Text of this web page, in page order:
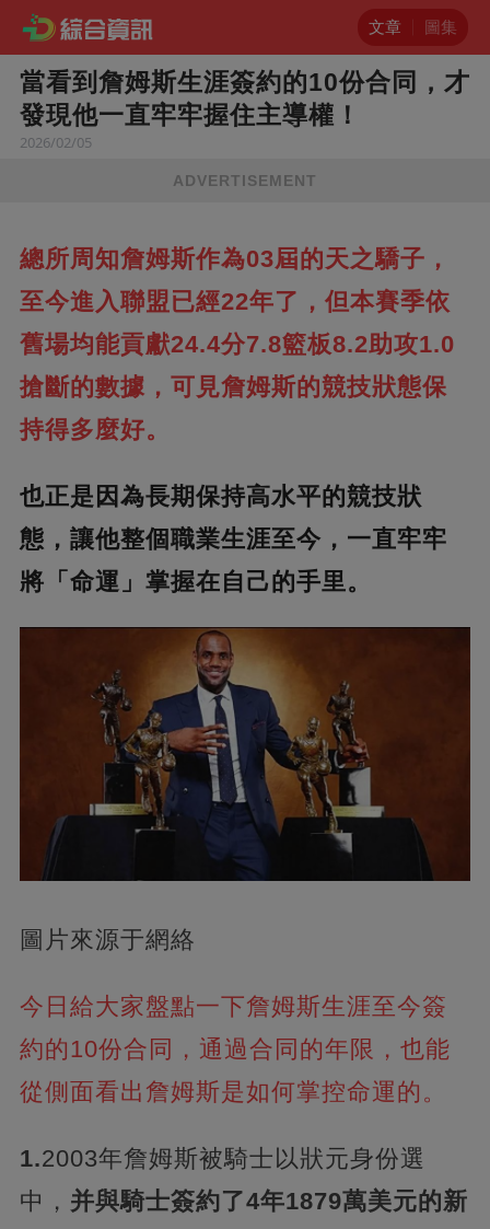
文章 圖集
當看到詹姆斯生涯簽約的10份合同，才
發現他一直牢牢握住主導權！
2026/02/05
ADVERTISEMENT
總所周知詹姆斯作為03屆的天之驕子，
至今進入聯盟已經22年了，但本賽季依
舊場均能貢獻24.4分7.8籃板8.2助攻1.0
搶斷的數據，可見詹姆斯的競技狀態保
持得多麼好。
也正是因為長期保持高水平的競技狀
態，讓他整個職業生涯至今，一直牢牢
將「命運」掌握在自己的手里。
圖片來源于網絡
今日給大家盤點一下詹姆斯生涯至今簽
約的10份合同，通過合同的年限，也能
從側面看出詹姆斯是如何掌控命運的。
1.2003年詹姆斯被騎士以狀元身份選
中， 并與騎士簽約了4年1879萬美元的新